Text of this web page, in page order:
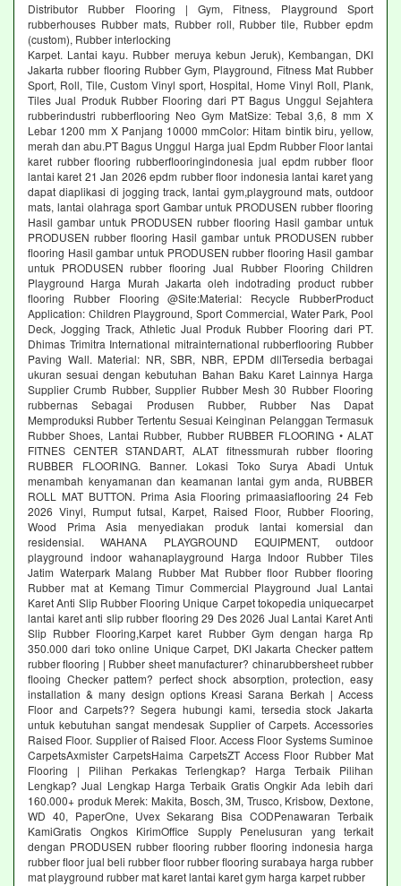
Distributor Rubber Flooring | Gym, Fitness, Playground Sport
rubberhouses Rubber mats, Rubber roll, Rubber tile, Rubber epdm
(custom), Rubber interlocking
Karpet. Lantai kayu. Rubber meruya kebun Jeruk), Kembangan, DKI
Jakarta rubber flooring Rubber Gym, Playground, Fitness Mat Rubber
Sport, Roll, Tile, Custom Vinyl sport, Hospital, Home Vinyl Roll, Plank,
Tiles Jual Produk Rubber Flooring dari PT Bagus Unggul Sejahtera
rubberindustri rubberflooring Neo Gym MatSize: Tebal 3,6, 8 mm X
Lebar 1200 mm X Panjang 10000 mmColor: Hitam bintik biru, yellow,
merah dan abu.PT Bagus Unggul Harga jual Epdm Rubber Floor lantai
karet rubber flooring rubberflooringindonesia jual epdm rubber floor
lantai karet 21 Jan 2026 epdm rubber floor indonesia lantai karet yang
dapat diaplikasi di jogging track, lantai gym,playground mats, outdoor
mats, lantai olahraga sport Gambar untuk PRODUSEN rubber flooring
Hasil gambar untuk PRODUSEN rubber flooring Hasil gambar untuk
PRODUSEN rubber flooring Hasil gambar untuk PRODUSEN rubber
flooring Hasil gambar untuk PRODUSEN rubber flooring Hasil gambar
untuk PRODUSEN rubber flooring Jual Rubber Flooring Children
Playground Harga Murah Jakarta oleh indotrading product rubber
flooring Rubber Flooring @Site:Material: Recycle RubberProduct
Application: Children Playground, Sport Commercial, Water Park, Pool
Deck, Jogging Track, Athletic Jual Produk Rubber Flooring dari PT.
Dhimas Trimitra International mitrainternational rubberflooring Rubber
Paving Wall. Material: NR, SBR, NBR, EPDM dllTersedia berbagai
ukuran sesuai dengan kebutuhan Bahan Baku Karet Lainnya Harga
Supplier Crumb Rubber, Supplier Rubber Mesh 30 Rubber Flooring
rubbernas Sebagai Produsen Rubber, Rubber Nas Dapat
Memproduksi Rubber Tertentu Sesuai Keinginan Pelanggan Termasuk
Rubber Shoes, Lantai Rubber, Rubber RUBBER FLOORING • ALAT
FITNES CENTER STANDART, ALAT fitnessmurah rubber flooring
RUBBER FLOORING. Banner. Lokasi Toko Surya Abadi Untuk
menambah kenyamanan dan keamanan lantai gym anda, RUBBER
ROLL MAT BUTTON. Prima Asia Flooring primaasiaflooring 24 Feb
2026 Vinyl, Rumput futsal, Karpet, Raised Floor, Rubber Flooring,
Wood Prima Asia menyediakan produk lantai komersial dan
residensial. WAHANA PLAYGROUND EQUIPMENT, outdoor
playground indoor wahanaplayground Harga Indoor Rubber Tiles
Jatim Waterpark Malang Rubber Mat Rubber floor Rubber flooring
Rubber mat at Kemang Timur Commercial Playground Jual Lantai
Karet Anti Slip Rubber Flooring Unique Carpet tokopedia uniquecarpet
lantai karet anti slip rubber flooring 29 Des 2026 Jual Lantai Karet Anti
Slip Rubber Flooring,Karpet karet Rubber Gym dengan harga Rp
350.000 dari toko online Unique Carpet, DKI Jakarta Checker pattem
rubber flooring | Rubber sheet manufacturer? chinarubbersheet rubber
flooing Checker pattem? perfect shock absorption, protection, easy
installation & many design options Kreasi Sarana Berkah | Access
Floor and Carpets?? Segera hubungi kami, tersedia stock Jakarta
untuk kebutuhan sangat mendesak Supplier of Carpets. Accessories
Raised Floor. Supplier of Raised Floor. Access Floor Systems Suminoe
CarpetsAxmister CarpetsHaima CarpetsZT Access Floor Rubber Mat
Flooring | Pilihan Perkakas Terlengkap? Harga Terbaik Pilihan
Lengkap? Jual Lengkap Harga Terbaik Gratis Ongkir Ada lebih dari
160.000+ produk Merek: Makita, Bosch, 3M, Trusco, Krisbow, Dextone,
WD 40, PaperOne, Uvex Sekarang Bisa CODPenawaran Terbaik
KamiGratis Ongkos KirimOffice Supply Penelusuran yang terkait
dengan PRODUSEN rubber flooring rubber flooring indonesia harga
rubber floor jual beli rubber floor rubber flooring surabaya harga rubber
mat playground rubber mat karet lantai karet gym harga karpet rubber